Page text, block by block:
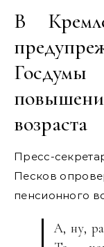
В
возраста
Пресс-
Песков
пенсионного
А, ну,